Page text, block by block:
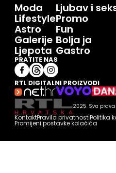
Moda
Lifestyle
Astro
Galerije
Ljepota
Ljubav i
Promo
Fun
Bolja ja
Gastro
PRATITE NAS
RTL DIGITALNI PROIZVODI
2025. Sva
KontaktPravila privatnostiPolitika
Promijeni postavke kolačića